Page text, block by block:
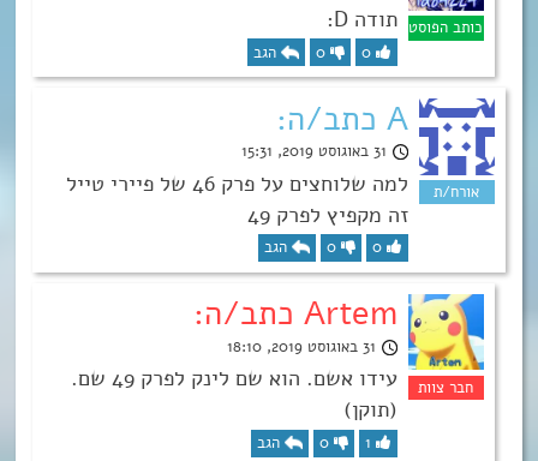
תודה D:
0
0 הגב
A כתב/ה:
31 באוגוסט 2019, 15:31
למה שלוחצים על פרק 46 של פיירי טייל
זה מקפיץ לפרק 49
0
0 הגב
Artem כתב/ה:
31 באוגוסט 2019, 18:10
עידו אשם. הוא שם לינק לפרק 49 שם.
(תוקן)
1
0 הגב